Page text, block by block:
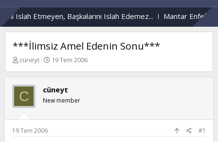
Islah Etmeyen, Başkalarını Islah Edemez... Mantar
***İlimsiz Amel Edenin Sonu***
K
b
u
y
u
b
a
cüneyt
B
a
n
ı
19 Tem 2006
C cüneyt
New member
19 Tem 2006 #1